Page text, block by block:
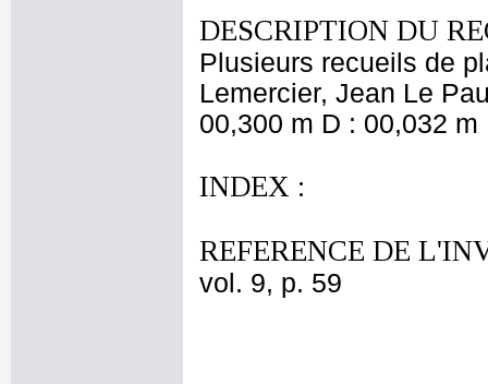
DESCRIPTION DU
Plusieurs recueils de
Lemercier, Jean Le
00,300 m D : 00,032
INDEX :
REFERENCE DE
vol. 9, p. 59